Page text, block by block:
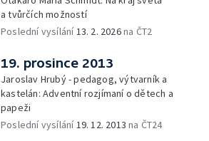
a tvůrčích možností
Poslední vysílání13. 2. 2026na ČT2
19. prosince 2013
Jaroslav Hrubý - pedagog, výtvarník a
kastelán: Adventní rozjímaní o dětech a
papeži
Poslední vysílání19. 12. 2013 na ČT24